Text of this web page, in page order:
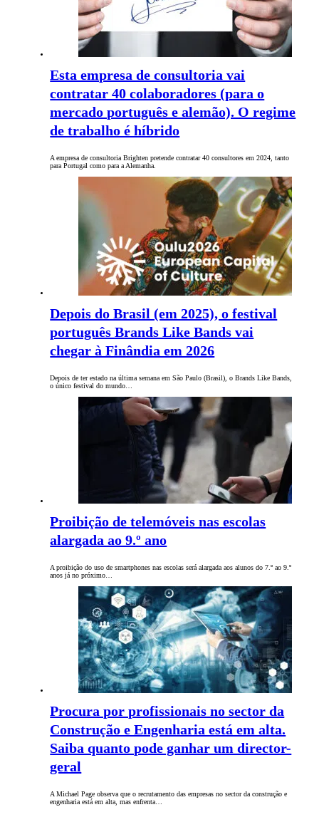
Esta empresa de consultoria vai
contratar 40 colaboradores (para o
mercado português e alemão). O regime
de trabalho é híbrido
A empresa de consultoria Brighten pretende contratar 40 consultores em 2024, tanto
para Portugal como para a Alemanha.
Depois do Brasil (em 2025), o festival
português Brands Like Bands vai
chegar à Finândia em 2026
Depois de ter estado na última semana em São Paulo (Brasil), o Brands Like Bands,
o único festival do mundo…
Proibição de telemóveis nas escolas
alargada ao 9.º ano
A proibição do uso de smartphones nas escolas será alargada aos alunos do 7.º ao 9.º
anos já no próximo…
Procura por profissionais no sector da
Construção e Engenharia está em alta.
Saiba quanto pode ganhar um director-
geral
A Michael Page observa que o recrutamento das empresas no sector da construção e
engenharia está em alta, mas enfrenta…